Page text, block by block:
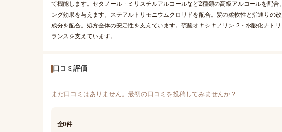
て機能します。セタノール・ミリスチルアルコールなど2種類の高級アルコールを配
ング効果を与えます。ステアルトリモニウムクロリドを配合。髪の柔軟性と指通りの
成分を配合。処方全体の安定性を支えています。硫酸オキシキノリン-2・水酸化ナト
ランスを支えています。
口コミ評価
まだ口コミはありません。最初の口コミを投稿してみませんか？
全0件